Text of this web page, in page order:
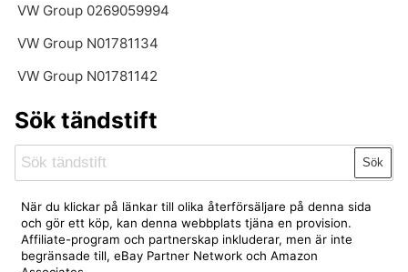
VW Group 0269059994
VW Group N01781134
VW Group N01781142
Sök tändstift
Sök
När du klickar på länkar till olika återförsäljare på denna sida
och gör ett köp, kan denna webbplats tjäna en provision.
Affiliate-program och partnerskap inkluderar, men är inte
begränsade till, eBay Partner Network och Amazon